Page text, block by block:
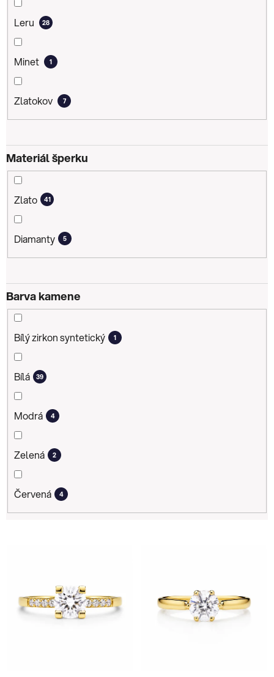
Leru 28
Minet 1
Zlatokov 7
Materiál šperku
Zlato 41
Diamanty 5
Barva kamene
Bílý zirkon syntetický 1
Bílá 39
Modrá 4
Zelená 2
Červená 4